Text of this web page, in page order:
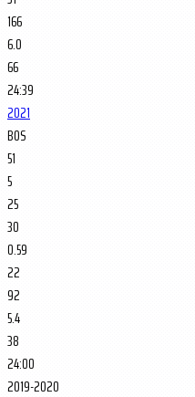
166
6.0
66
24:39
2021
BOS
51
5
25
30
0.59
22
92
5.4
38
24:00
2019-2020